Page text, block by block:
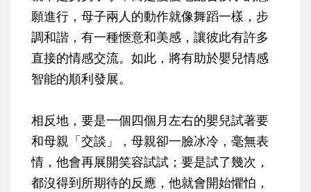
願進行，母子兩人的動作就像舞蹈一樣，步
調和諧，有一種愜意和美感，讓彼此有許多
直接的情感交流。如此，將有助於嬰兒情感
智能的順利發展。
相反地，要是一個四個月左右的嬰兒試著要
和母親「交談」，母親卻一臉冰冷，毫無表
情，他會再展開笑容試試；要是試了幾次，
都沒得到所期待的反應，他就會開始懼怕，